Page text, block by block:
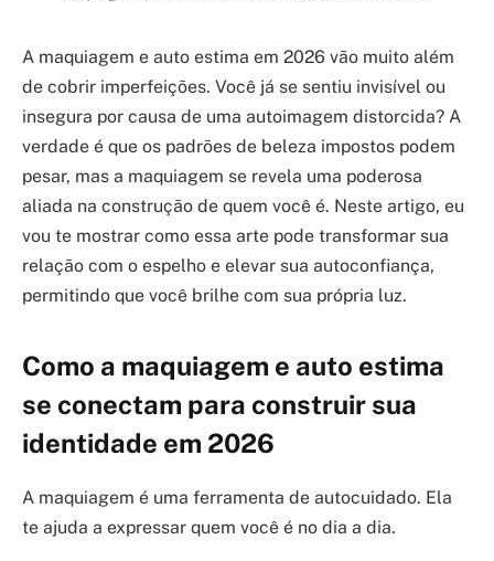
A maquiagem e auto estima em 2026 vão muito além
de cobrir imperfeições. Você já se sentiu invisível ou
insegura por causa de uma autoimagem distorcida? A
verdade é que os padrões de beleza impostos podem
pesar, mas a maquiagem se revela uma poderosa
aliada na construção de quem você é. Neste artigo, eu
vou te mostrar como essa arte pode transformar sua
relação com o espelho e elevar sua autoconfiança,
permitindo que você brilhe com sua própria luz.
Como a maquiagem e auto estima
se conectam para construir sua
identidade em 2026
A maquiagem é uma ferramenta de autocuidado. Ela
te ajuda a expressar quem você é no dia a dia.